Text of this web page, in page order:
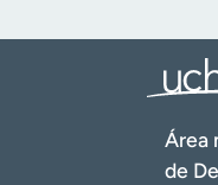
Área
de